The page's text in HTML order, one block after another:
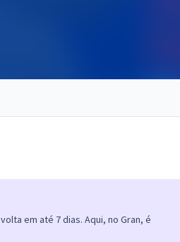
em até 7 dias. Aqui, no Gran, é